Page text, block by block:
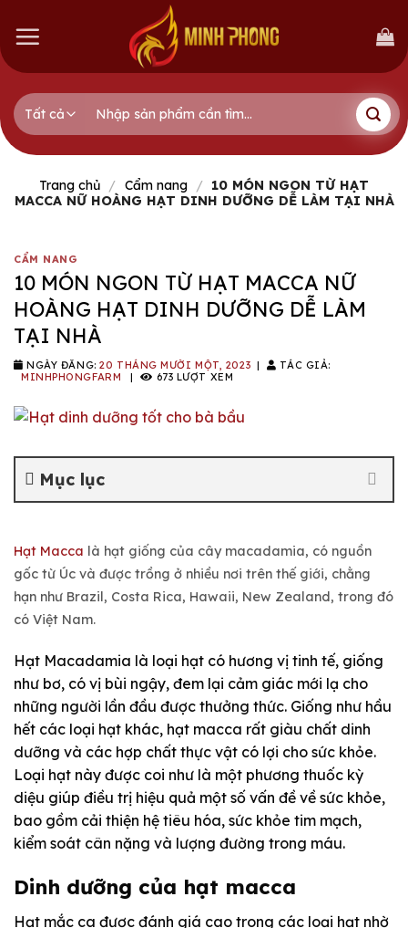
content
kiếm:
Trang chủ / Cẩm nang / 10 MÓN NGON TỪ HẠT
MACCA NỮ HOÀNG HẠT DINH DƯỠNG DỄ LÀM TẠI NHÀ
CẨM NANG
10 MÓN NGON TỪ HẠT MACCA NỮ
HOÀNG HẠT DINH DƯỠNG DỄ LÀM
TẠI NHÀ
NGÀY ĐĂNG:20 THÁNG MƯỜI MỘT, 2023 |
TÁC GIẢ:
MINHPHONGFARM
| 673 LƯỢT XEM
Mục lục
Hạt Macca là hạt giống của cây macadamia, có nguồn
gốc từ Úc và được trồng ở nhiều nơi trên thế giới, chằng
hạn như Brazil, Costa Rica, Hawaii, New Zealand, trong đó
có Việt Nam.
Hạt Macadamia là loại hạt có hương vị tinh tế, giống
như bơ, có vị bùi ngậy, đem lại cảm giác mới lạ cho
những người lần đầu được thưởng thức. Giống như hầu
hết các loại hạt khác, hạt macca rất giàu chất dinh
dưỡng và các hợp chất thực vật có lợi cho sức khỏe.
Loại hạt này được coi như là một phương thuốc kỳ
diệu giúp điều trị hiệu quả một số vấn đề về sức khỏe,
bao gồm cải thiện hệ tiêu hóa, sức khỏe tim mạch,
kiểm soát cân nặng và lượng đường trong máu.
Dinh dưỡng của hạt macca
Hạt mắc ca được đánh giá cao trong các loại hạt nhờ